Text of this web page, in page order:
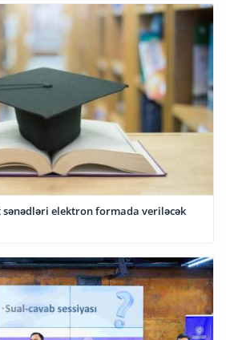
sənədləri elektron formada veriləcək